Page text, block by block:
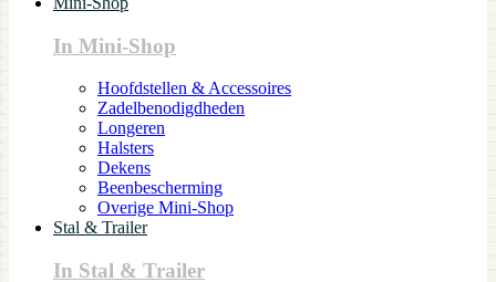
In Mini-Shop
Hoofdstellen & Accessoires
Zadelbenodigdheden
Longeren
Halsters
Dekens
Beenbescherming
Overige Mini-Shop
Stal & Trailer
In Stal & Trailer